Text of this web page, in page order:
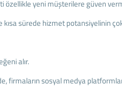
özellikle yeni müşterilere güven
sürede hizmet potansiyelinin
alır.
firmaların sosyal medya